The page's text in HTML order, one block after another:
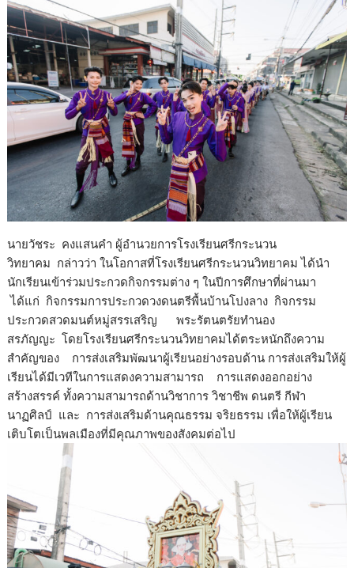
นายวัชระ คงแสนคำ ผู้อำนวยการโรงเรียนศรีกระนวน
วิทยาคม กล่าวว่า ในโอกาสที่โรงเรียนศรีกระนวนวิทยาคม ได้นำ
นักเรียนเข้าร่วมประกวดกิจกรรมต่าง ๆ ในปีการศึกษาที่ผ่านมา
ได้แก่ กิจกรรมการประกวดวงดนตรีพื้นบ้านโปงลาง กิจกรรม
ประกวดสวดมนต์หมู่สรรเสริญ พระรัตนตรัยทำนอง
สรภัญญะ โดยโรงเรียนศรีกระนวนวิทยาคมได้ตระหนักถึงความ
สำคัญของ การส่งเสริมพัฒนาผู้เรียนอย่างรอบด้าน การส่งเสริมให้ผู้
เรียนได้มีเวทีในการแสดงความสามารถ การแสดงออกอย่าง
สร้างสรรค์ ทั้งความสามารถด้านวิชาการ วิชาชีพ ดนตรี กีฬา
นาฏศิลป์ และ การส่งเสริมด้านคุณธรรม จริยธรรม เพื่อให้ผู้เรียน
เติบโตเป็นพลเมืองที่มีคุณภาพของสังคมต่อไป